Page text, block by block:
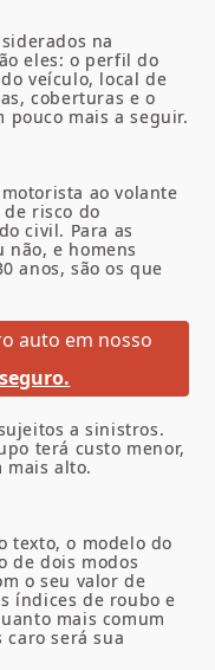
na
eles: o perfil do
veículo, local de
coberturas e o
pouco mais a seguir.
ao volante
risco do
civil. Para as
não, e homens
anos, são os que
auto em nosso
a sinistros.
terá custo menor,
mais alto.
texto, o modelo do
de dois modos
o seu valor de
índices de roubo e
mais comum
será sua